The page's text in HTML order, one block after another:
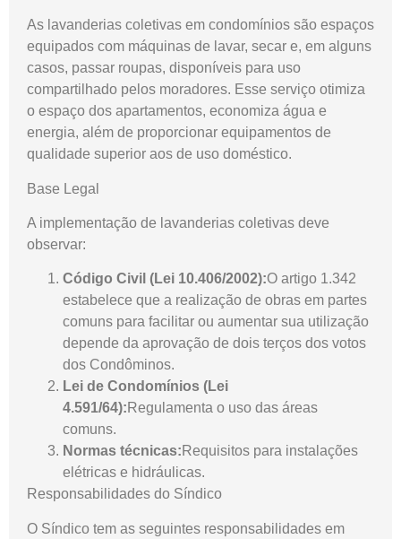
As lavanderias coletivas em condomínios são espaços
equipados com máquinas de lavar, secar e, em alguns
casos, passar roupas, disponíveis para uso
compartilhado pelos moradores. Esse serviço otimiza
o espaço dos apartamentos, economiza água e
energia, além de proporcionar equipamentos de
qualidade superior aos de uso doméstico.
Base Legal
A implementação de lavanderias coletivas deve
observar:
Código Civil (Lei 10.406/2002):O artigo 1.342
estabelece que a realização de obras em partes
comuns para facilitar ou aumentar sua utilização
depende da aprovação de dois terços dos votos
dos Condôminos.
Lei de Condomínios (Lei
4.591/64): Regulamenta o uso das áreas
comuns.
Normas técnicas: Requisitos para instalações
elétricas e hidráulicas.
Responsabilidades do Síndico
O Síndico tem as seguintes responsabilidades em